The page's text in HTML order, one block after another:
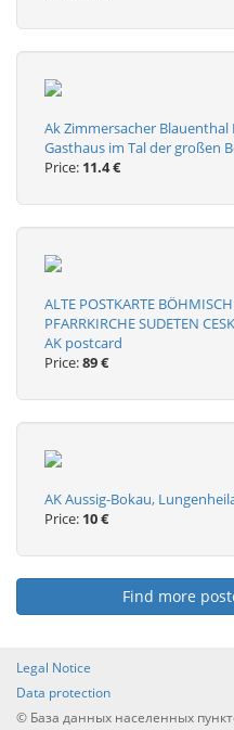
Ak Zimmersacher Blauenthal
Gasthaus im Tal der großen
Price: 11.4 €
ALTE POSTKARTE
PFARRKIRCHE SUDETEN
AK postcard
Price:89 €
AK Aussig-Bokau,
Price: 10 €
Find more
Legal Notice
Data protection
© База данных населенных